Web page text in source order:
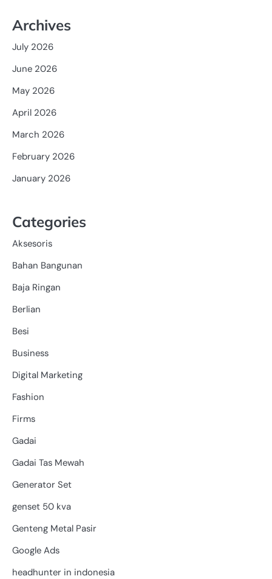
Archives
July 2026
June 2026
May 2026
April 2026
March 2026
February 2026
January 2026
Categories
Aksesoris
Bahan Bangunan
Baja Ringan
Berlian
Besi
Business
Digital Marketing
Fashion
Firms
Gadai
Gadai Tas Mewah
Generator Set
genset 50 kva
Genteng Metal Pasir
Google Ads
headhunter in indonesia